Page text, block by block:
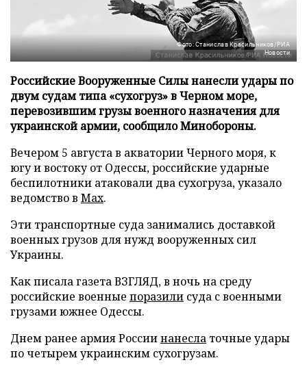
Фото: Станислав Красильников/РИА
Новости
Российские Вооруженные Силы нанесли удары по
двум судам типа «сухогруз» в Черном море,
перевозившим грузы военного назначения для
украинской армии, сообщило Минобороны.
Вечером 5 августа в акватории Черного моря, к
югу и востоку от Одессы, российские ударные
беспилотники атаковали два сухогруза, указало
ведомство в Max.
Эти транспортные суда занимались доставкой
военных грузов для нужд вооруженных сил
Украины.
Как писала газета ВЗГЛЯД, в ночь на среду
российские военные поразили суда с военными
грузами южнее Одессы.
Днем ранее армия Россиинанесла точные удары
по четырем украинским сухогрузам.